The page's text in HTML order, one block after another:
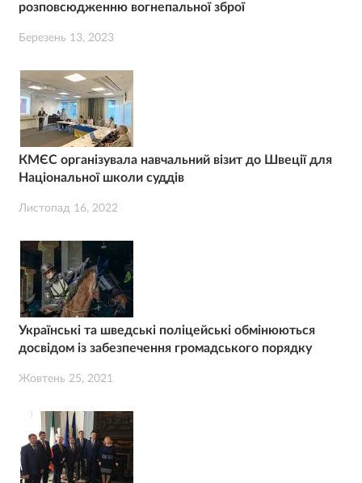
розповсюдженню вогнепальної зброї
Березень 13, 2023
КМЄС організувала навчальний візит до Швеції для
Національної школи суддів
Листопад 16, 2022
Українські та шведські поліцейські обмінюються
досвідом із забезпечення громадського порядку
Жовтень 25, 2021